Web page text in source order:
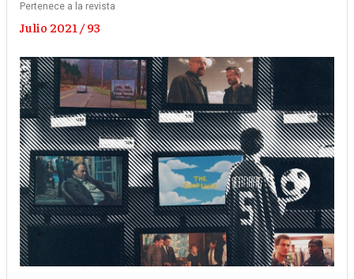
Pertenece a la revista
Julio 2021 / 93